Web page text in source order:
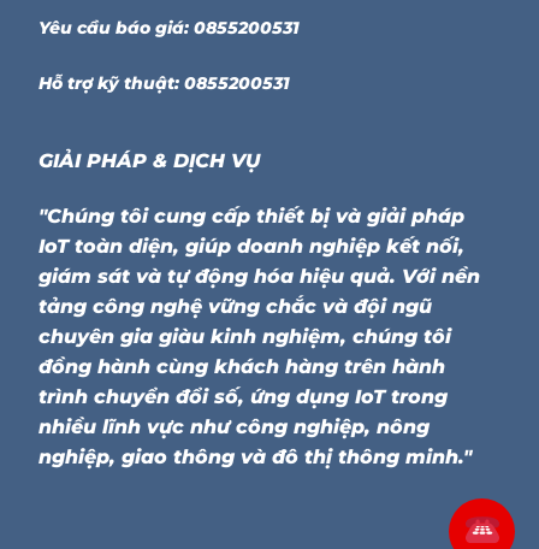
Yêu cầu báo giá: 0855200531
Hỗ trợ kỹ thuật: 0855200531
GIẢI PHÁP & DỊCH VỤ
"Chúng tôi cung cấp thiết bị và giải pháp
IoT toàn diện, giúp doanh nghiệp kết nối,
giám sát và tự động hóa hiệu quả. Với nền
tảng công nghệ vững chắc và đội ngũ
chuyên gia giàu kinh nghiệm, chúng tôi
đồng hành cùng khách hàng trên hành
trình chuyển đổi số, ứng dụng IoT trong
nhiều lĩnh vực như công nghiệp, nông
nghiệp, giao thông và đô thị thông minh."